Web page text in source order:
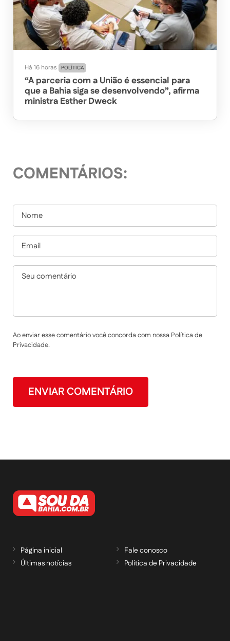
Há 16 horas POLÍTICA
“A parceria com a União é essencial para
que a Bahia siga se desenvolvendo”, afirma
ministra Esther Dweck
COMENTÁRIOS:
Ao enviar esse comentário você concorda com nossa Política de
Privacidade.
Página inicial
Últimas notícias
Fale conosco
Política de Privacidade